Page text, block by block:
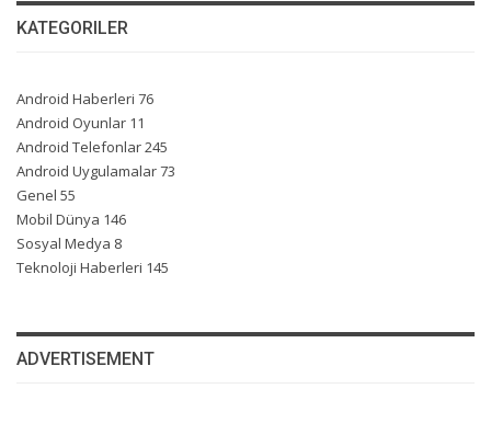
KATEGORILER
Android Haberleri 76
Android Oyunlar 11
Android Telefonlar245
Android Uygulamalar73
Genel 55
Mobil Dünya 146
Sosyal Medya 8
Teknoloji Haberleri 145
ADVERTISEMENT